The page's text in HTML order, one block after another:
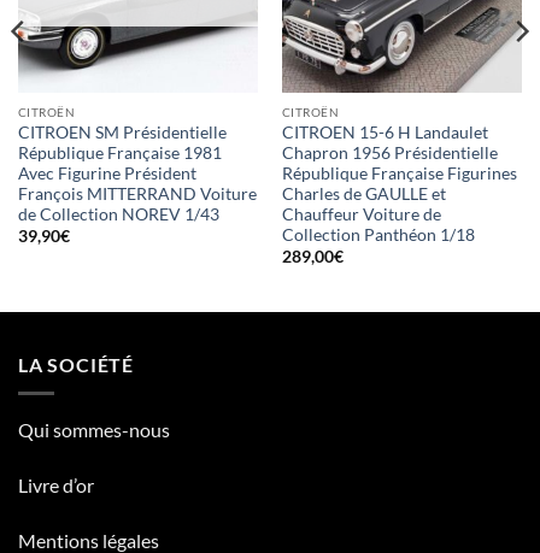
CITROËN
CITROEN SM Présidentielle
République Française 1981
Avec Figurine Président
François MITTERRAND Voiture
de Collection NOREV 1/43
39,90€
CITROËN
CITROEN 15-6 H Landaulet
Chapron 1956 Présidentielle
République Française Figurines
Charles de GAULLE et
Chauffeur Voiture de
Collection Panthéon 1/18
289,00€
LA SOCIÉTÉ
Qui sommes-nous
Livre d’or
Mentions légales